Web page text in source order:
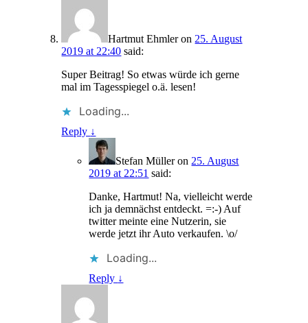
Hartmut Ehmleron 25. August
2019 at 22:40 said:
Super Beitrag! So etwas würde ich gerne
mal im Tagesspiegel o.ä. lesen!
Loading...
Reply ↓
Stefan Mülleron 25. August
2019 at 22:51 said:
Danke, Hartmut! Na, vielleicht werde
ich ja demnächst entdeckt. =:-) Auf
twitter meinte eine Nutzerin, sie
werde jetzt ihr Auto verkaufen. \o/
Loading...
Reply ↓